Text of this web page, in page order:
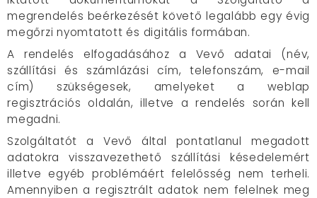
megrendelés beérkezését követő legalább egy évig
megőrzi nyomtatott és digitális formában.
A rendelés elfogadásához a Vevő adatai (név,
szállítási és számlázási cím, telefonszám, e-mail
cím) szükségesek, amelyeket a weblap
regisztrációs oldalán, illetve a rendelés során kell
megadni.
Szolgáltatót a Vevő által pontatlanul megadott
adatokra visszavezethető szállítási késedelemért
illetve egyéb problémáért felelősség nem terheli.
Amennyiben a regisztrált adatok nem felelnek meg